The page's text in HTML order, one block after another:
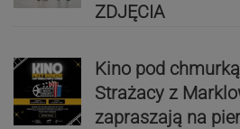
ZDJĘCIA
Kino pod
Strażacy z
zapraszają na